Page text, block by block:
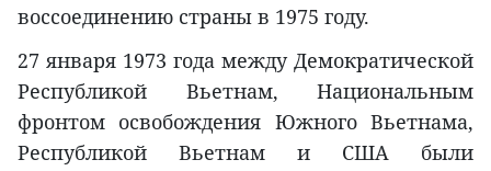
воссоединению страны в 1975 году.
27 января 1973 года между Демократической
Республикой Вьетнам, Национальным
фронтом освобождения Южного Вьетнама,
Республикой Вьетнам и США были